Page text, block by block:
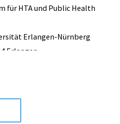
für HTA und Public Health
Erlangen-Nürnberg
Erlangen